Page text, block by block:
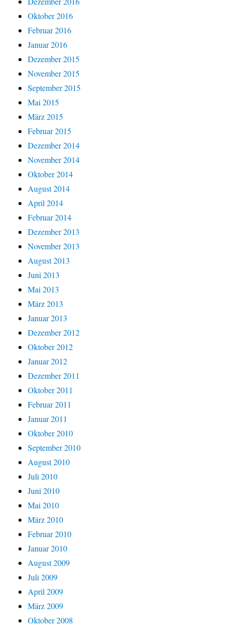
Oktober 2016
Februar 2016
Januar 2016
Dezember 2015
November 2015
September 2015
Mai 2015
März 2015
Februar 2015
Dezember 2014
November 2014
Oktober 2014
August 2014
April 2014
Februar 2014
Dezember 2013
November 2013
August 2013
Juni 2013
Mai 2013
März 2013
Januar 2013
Dezember 2012
Oktober 2012
Januar 2012
Dezember 2011
Oktober 2011
Februar 2011
Januar 2011
Oktober 2010
September 2010
August 2010
Juli 2010
Juni 2010
Mai 2010
März 2010
Februar 2010
Januar 2010
August 2009
Juli 2009
April 2009
März 2009
Oktober 2008